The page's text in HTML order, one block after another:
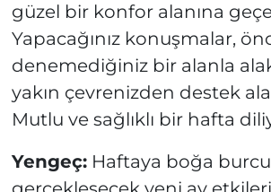
güzel bir konfor alanına
Yapacağınız konuşmalar,
denemediğiniz bir alanla
yakın çevrenizden destek
Mutlu ve sağlıklı bir hafta
Yengeç:Haftaya boğa